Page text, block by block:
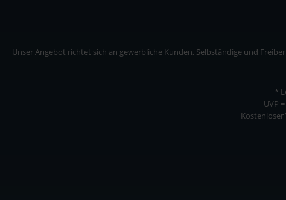
Unser Angebot richtet sich an gewerbliche Kunden, Selbständige und
*
UVP